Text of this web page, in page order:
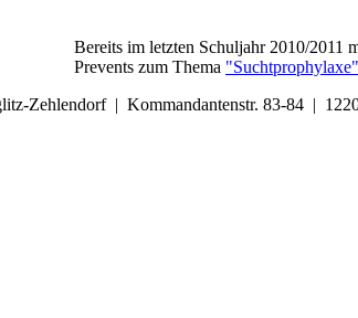
Bereits im letzten Schuljahr 2010/2011
Prevents zum Thema
Zehlendorf | Kommandantenstr. 83-84 |